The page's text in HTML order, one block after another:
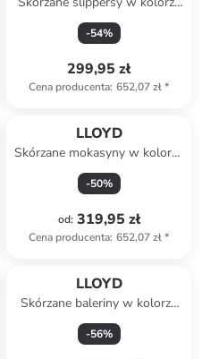
jasnoróżowo-
pomarańczowym
-54%
299,95 zł
Cena producenta: 652,07 zł*
LLOYD
Skórzane mokasyny w kolorze
beżowym
-50%
od: 319,95 zł
Cena producenta: 652,07 zł*
LLOYD
Skórzane baleriny w kolorze
czarnym
-56%